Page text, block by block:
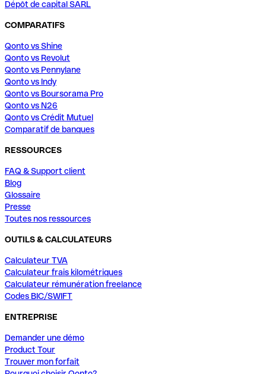
Dépôt de capital SARL
COMPARATIFS
Qonto vs Shine
Qonto vs Revolut
Qonto vs Pennylane
Qonto vs Indy
Qonto vs Boursorama Pro
Qonto vs N26
Qonto vs Crédit Mutuel
Comparatif de banques
RESSOURCES
FAQ & Support client
Blog
Glossaire
Presse
Toutes nos ressources
OUTILS & CALCULATEURS
Calculateur TVA
Calculateur frais kilométriques
Calculateur rémunération freelance
Codes BIC/SWIFT
ENTREPRISE
Demander une démo
Product Tour
Trouver mon forfait